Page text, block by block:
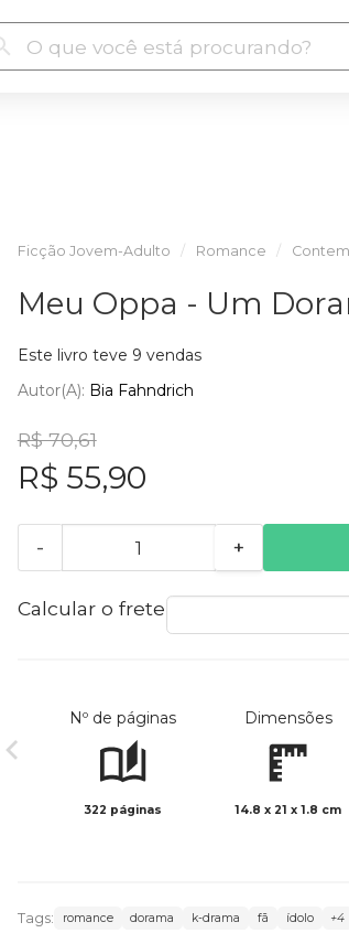
Ficção Jovem-Adulto Romance
Meu Oppa - Um
Este livro teve 9 vendas
Autor(a): Bia Fahndrich
R$ 70,61
R$ 55,90
- +
Calcular o frete
Nº de páginas
322 páginas
Dimensões
14.8 x 21 x 1.8 cm
Tags: romance dorama k-drama fã ídolo +4